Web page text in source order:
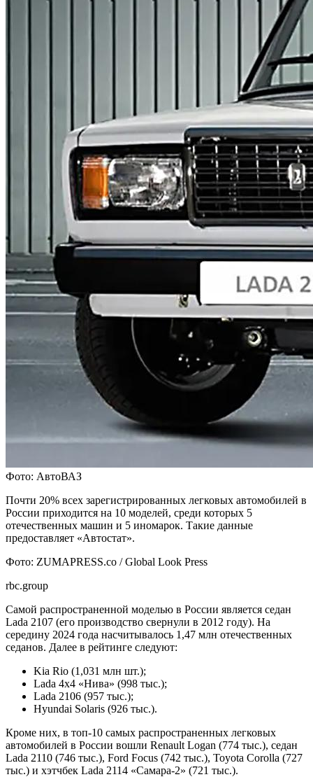
Фото: АвтоВАЗ
Почти 20% всех зарегистрированных легковых автомобилей в
России приходится на 10 моделей, среди которых 5
отечественных машин и 5 иномарок. Такие данные
предоставляет «Автостат».
Фото: ZUMAPRESS.co / Global Look Press
rbc.group
Самой распространенной моделью в России является седан
Lada 2107 (его производство свернули в 2012 году). На
середину 2024 года насчитывалось 1,47 млн отечественных
седанов. Далее в рейтинге следуют:
Kia Rio (1,031 млн шт.);
Lada 4х4 «Нива» (998 тыс.);
Lada 2106 (957 тыс.);
Hyundai Solaris (926 тыс.).
Кроме них, в топ-10 самых распространенных легковых
автомобилей в России вошли Renault Logan (774 тыс.), седан
Lada 2110 (746 тыс.), Ford Focus (742 тыс.), Toyota Corolla (727
тыс.) и хэтчбек Lada 2114 «Самара-2» (721 тыс.).